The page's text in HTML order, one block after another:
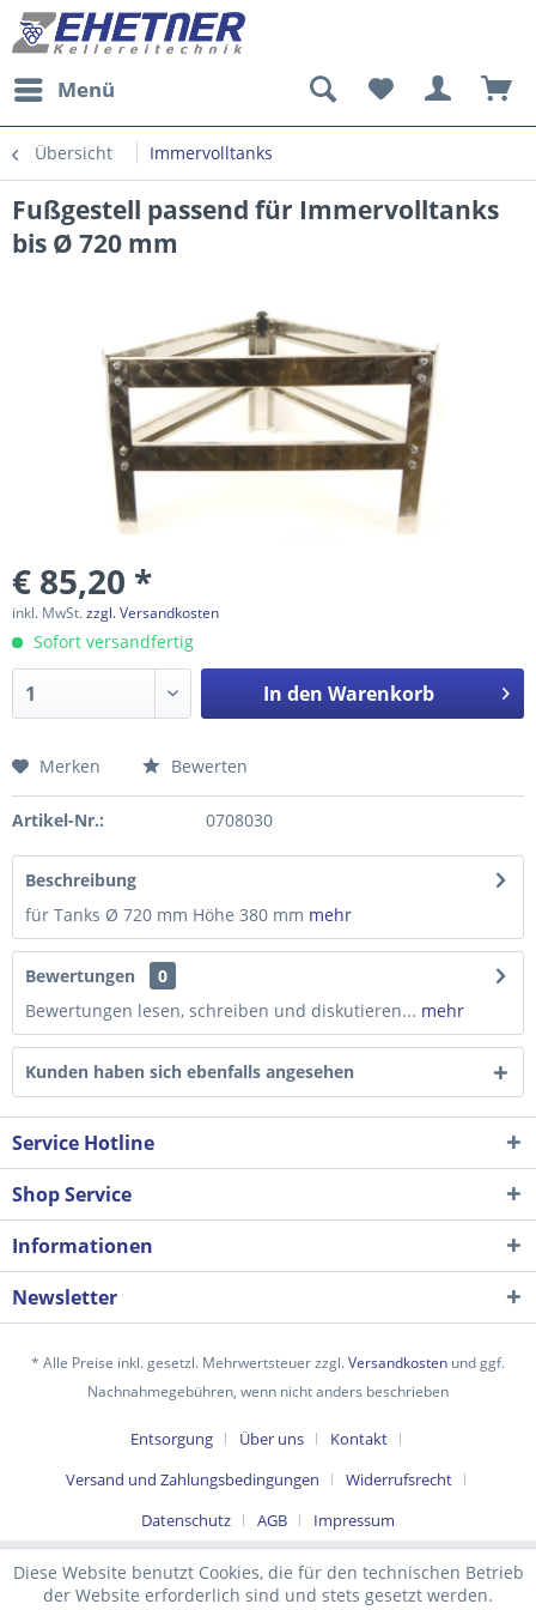
Menü
Übersicht Immervolltanks
Fußgestell passend für Immervolltanks
bis Ø 720 mm
€ 85,20 *
inkl. MwSt.zzgl. Versandkosten
Sofort versandfertig
In den Warenkorb
Preis anfragen
Ich habe dieDatenschutzerklärunggelesen,
Mit * gekennzeichnete Felder sind Pflichtfelder.
Senden
Merken Bewerten
Artikel-Nr.: 0708030
Beschreibung
für Tanks Ø 720 mm Höhe 380 mm mehr
Bewertungen
0
Bewertungen lesen, schreiben und diskutieren... mehr
Kunden haben sich ebenfalls angesehen
Service Hotline
Shop Service
Informationen
Newsletter
* Alle Preise inkl. gesetzl. Mehrwertsteuer zzgl.Versandkosten und ggf.
Nachnahmegebühren, wenn nicht anders beschrieben
Entsorgung Über uns
Kontakt
Versand und Zahlungsbedingungen
Widerrufsrecht
Datenschutz
AGB Impressum
Diese Website benutzt Cookies, die für den technischen Betrieb
der Website erforderlich sind und stets gesetzt werden.